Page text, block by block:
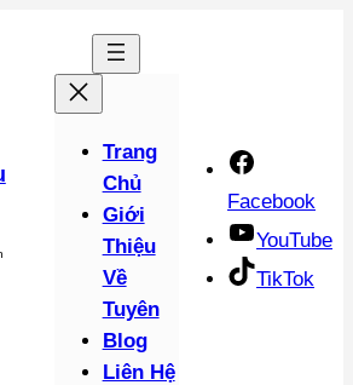
Trang
Chủ
Giới
Thiệu
Về
Tuyên
Blog
Liên Hệ
Facebook
YouTube
TikTok